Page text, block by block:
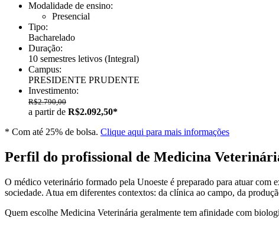
Modalidade de ensino:
Presencial
Tipo:
Bacharelado
Duração:
10 semestres letivos (Integral)
Campus:
PRESIDENTE PRUDENTE
Investimento:
R$2.790,00
a partir de R$2.092,50*
* Com até 25% de bolsa. Clique aqui para mais informações
Perfil do profissional de Medicina
O médico veterinário formado pela Unoeste é preparado para atuar com
sociedade. Atua em diferentes contextos: da clínica ao campo, da
Quem escolhe Medicina Veterinária geralmente tem afinidade com